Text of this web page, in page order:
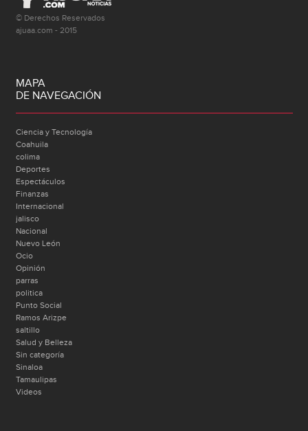
© Derechos Reservados
ajuaa.com - 2015
MAPA
DE NAVEGACIÓN
Ciencia y Tecnología
Coahuila
colima
Deportes
Espectáculos
Finanzas
Internacional
jalisco
Nacional
Nuevo León
Ocio
Opinión
parras
politica
Punto Social
Ramos Arizpe
saltillo
Salud y Belleza
Sin categoría
Sinaloa
Tamaulipas
Videos